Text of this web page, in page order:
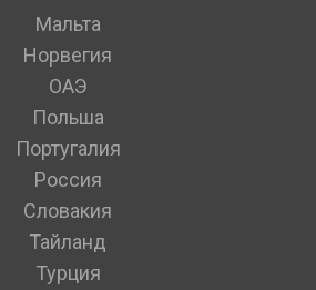
Мальта
Норвегия
ОАЭ
Польша
Португалия
Россия
Словакия
Тайланд
Турция